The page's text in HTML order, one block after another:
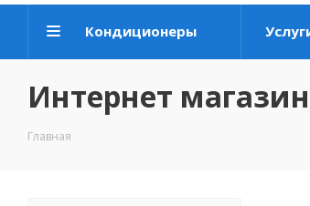
Кондиционеры
Интернет
Главная